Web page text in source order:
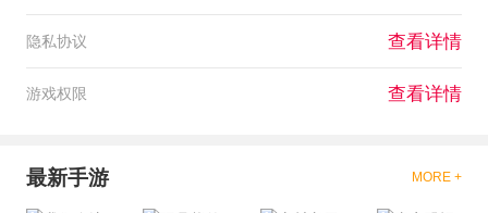
隐私协议 查看详情
游戏权限 查看详情
最新手游 MORE +